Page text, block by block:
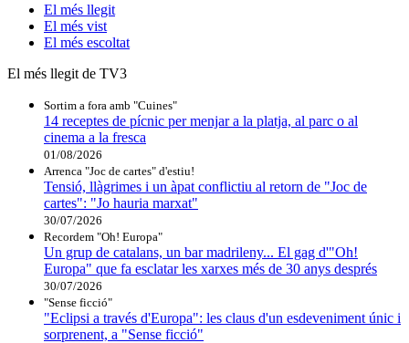
El més llegit
El més vist
El més escoltat
El més llegit de TV3
Sortim a fora amb "Cuines"
14 receptes de pícnic per menjar a la platja, al parc o al
cinema a la fresca
01/08/2026
Arrenca "Joc de cartes" d'estiu!
Tensió, llàgrimes i un àpat conflictiu al retorn de "Joc de
cartes": "Jo hauria marxat"
30/07/2026
Recordem "Oh! Europa"
Un grup de catalans, un bar madrileny... El gag d'"Oh!
Europa" que fa esclatar les xarxes més de 30 anys després
30/07/2026
"Sense ficció"
"Eclipsi a través d'Europa": les claus d'un esdeveniment únic i
sorprenent, a "Sense ficció"